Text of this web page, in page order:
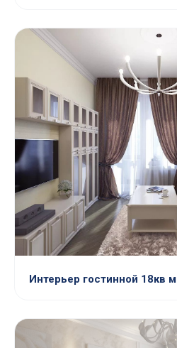
Интерьер гостинной 18кв м